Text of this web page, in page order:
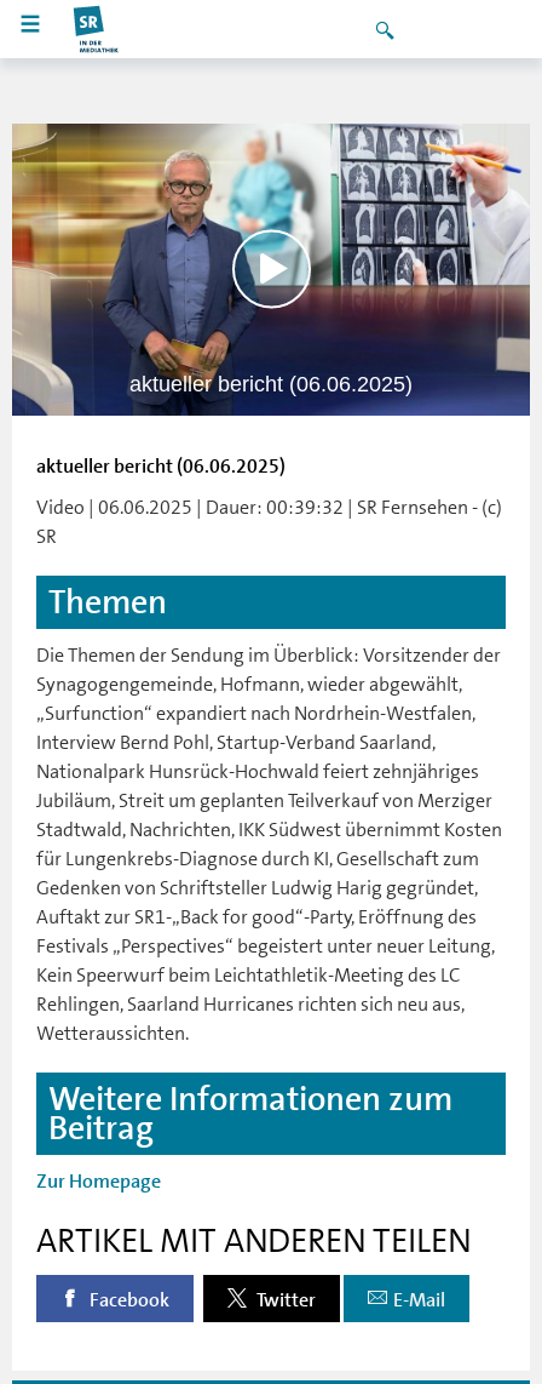
aktueller bericht (06.06.2025)
aktueller bericht (06.06.2025)
Video | 06.06.2025 | Dauer: 00:39:32 | SR Fernsehen - (c)
SR
Themen
Die Themen der Sendung im Überblick: Vorsitzender der
Synagogengemeinde, Hofmann, wieder abgewählt,
„Surfunction“ expandiert nach Nordrhein-Westfalen,
Interview Bernd Pohl, Startup-Verband Saarland,
Nationalpark Hunsrück-Hochwald feiert zehnjähriges
Jubiläum, Streit um geplanten Teilverkauf von Merziger
Stadtwald, Nachrichten, IKK Südwest übernimmt Kosten
für Lungenkrebs-Diagnose durch KI, Gesellschaft zum
Gedenken von Schriftsteller Ludwig Harig gegründet,
Auftakt zur SR1-„Back for good“-Party, Eröffnung des
Festivals „Perspectives“ begeistert unter neuer Leitung,
Kein Speerwurf beim Leichtathletik-Meeting des LC
Rehlingen, Saarland Hurricanes richten sich neu aus,
Wetteraussichten.
Weitere Informationen zum
Beitrag
Zur Homepage
ARTIKEL MIT ANDEREN TEILEN
Facebook Twitter E-Mail